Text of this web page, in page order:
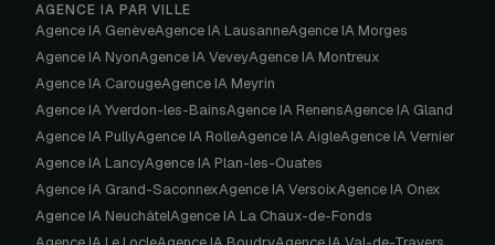
AGENCE IA PAR VILLE
Agence IA GenèveAgence IA LausanneAgence IA Morges
Agence IA NyonAgence IAVeveyAgence IA Montreux
Agence IA CarougeAgence IA Meyrin
Agence IAYverdon-les-BainsAgence IA RenensAgence IA Gland
Agence IA PullyAgence IA RolleAgence IAAigleAgence IAVernier
Agence IA LancyAgence IA Plan-les-Ouates
Agence IA Grand-SaconnexAgence IAVersoixAgence IA Onex
Agence IA NeuchâtelAgence IA La Chaux-de-Fonds